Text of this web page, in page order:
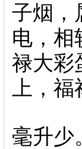
子烟，
电，相
禄大彩
上，
毫升少